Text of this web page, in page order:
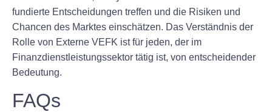
fundierte Entscheidungen treffen und die Risiken und
Chancen des Marktes einschätzen. Das Verständnis der
Rolle von Externe VEFK ist für jeden, der im
Finanzdienstleistungssektor tätig ist, von entscheidender
Bedeutung.
FAQs